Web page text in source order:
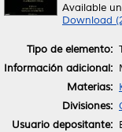
Available
Download
Tipo de elemento:
Información adicional:
Materias:
Divisiones:
Usuario depositante: